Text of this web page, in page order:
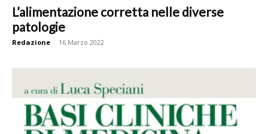
L’alimentazione corretta nelle diverse
patologie
Redazione - 16 Marzo 2022